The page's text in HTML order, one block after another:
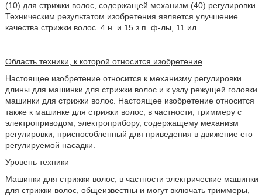
(10) для стрижки волос, содержащей механизм (40) регулировки.
Техническим результатом изобретения является улучшение
качества стрижки волос. 4 н. и 15 з.п. ф-лы, 11 ил.
Область техники, к которой относится изобретение
Настоящее изобретение относится к механизму регулировки
длины для машинки для стрижки волос и к узлу режущей головки
машинки для стрижки волос. Настоящее изобретение относится
также к машинке для стрижки волос, в частности, триммеру с
электроприводом, электроприбору, содержащему механизм
регулировки, приспособленный для приведения в движение его
регулируемой насадки.
Уровень техники
Машинки для стрижки волос, в частности электрические машинки
для стрижки волос, общеизвестны и могут включать триммеры,